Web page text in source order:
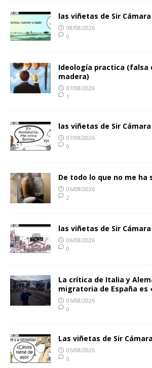
las viñetas de Sir Cámara
08/08/2026
0
Ideología practica (falsa
madera)
07/08/2026
1
las viñetas de Sir Cámara
07/08/2026
0
De todo lo que no me ha
06/08/2026
2
las viñetas de Sir Cámara
06/08/2026
0
La crítica de Italia y
migratoria de España es
05/08/2026
0
Las viñetas de Sir Cámara
05/08/2026
0